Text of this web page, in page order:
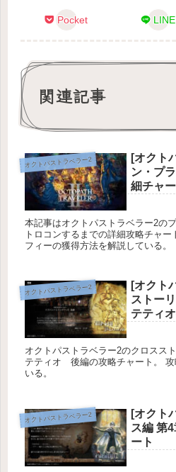
Pocket LINE
関連記事
オクトパストラベラー2
[オクト
ン・プ
細チャ
本記事はオクトパストラベラー2の
トロコンするまでの詳細攻略チャ
フィーの獲得方法を解説している。
オクトパストラベラー2
[オクト
ストー
テティ
オクトパストラベラー2のクロスス
テティオ 後編の攻略チャート。
いる。
オクトパストラベラー2
[オクト
ス編 第
ート